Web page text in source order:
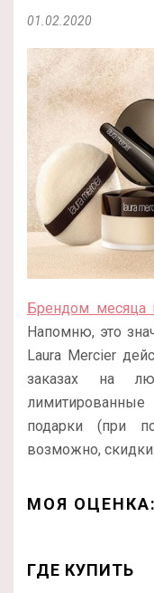
01.02.2020
Брендом месяца
Напомню, это
Laura Mercier
заказах на
подарки (при
возможно, скидки.
МОЯ ОЦЕНКА:
ГДЕ КУПИТЬ